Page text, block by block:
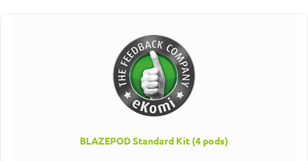
BLAZEPOD Standard Kit (4 pods)